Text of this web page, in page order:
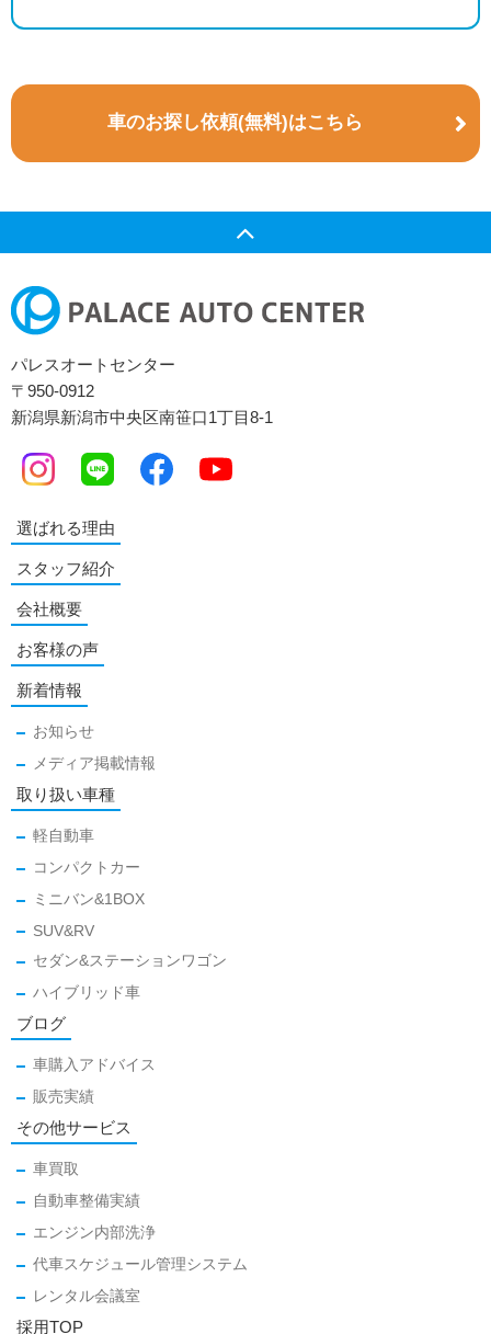
車のお探し依頼(無料)はこちら
選ばれる理由
スタッフ紹介
会社概要
お客様の声
新着情報
お知らせ
メディア掲載情報
取り扱い車種
軽自動車
コンパクトカー
ミニバン&1BOX
SUV&RV
セダン&ステーションワゴン
ハイブリッド車
ブログ
車購入アドバイス
販売実績
その他サービス
車買取
自動車整備実績
エンジン内部洗浄
代車スケジュール管理システム
レンタル会議室
採用TOP
パレスオートセンター
〒950-0912
新潟県新潟市中央区南笹口1丁目8-1